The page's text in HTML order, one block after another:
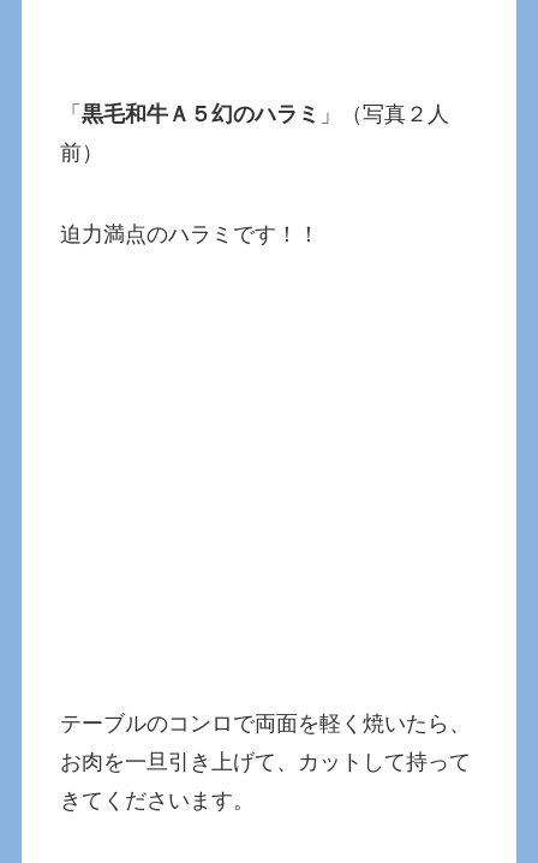
「黒毛和牛Ａ５幻のハラミ 」（写真２人
前）
迫力満点のハラミです！！
テーブルのコンロで両面を軽く焼いたら、
お肉を一旦引き上げて、カットして持って
きてくださいます。